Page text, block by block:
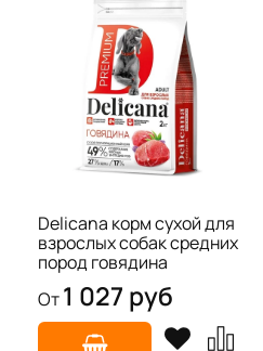
Delicana корм сухой для
взрослых собак средних
пород говядина
От1 027 руб